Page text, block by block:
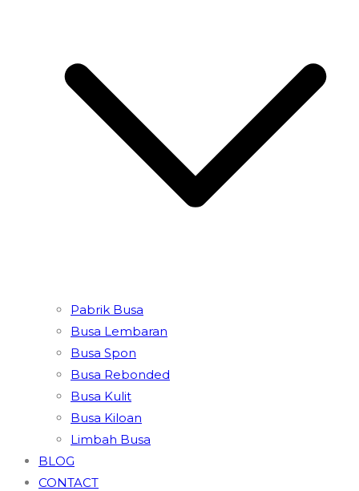
Pabrik Busa
Busa Lembaran
Busa Spon
Busa Rebonded
Busa Kulit
Busa Kiloan
Limbah Busa
BLOG
CONTACT